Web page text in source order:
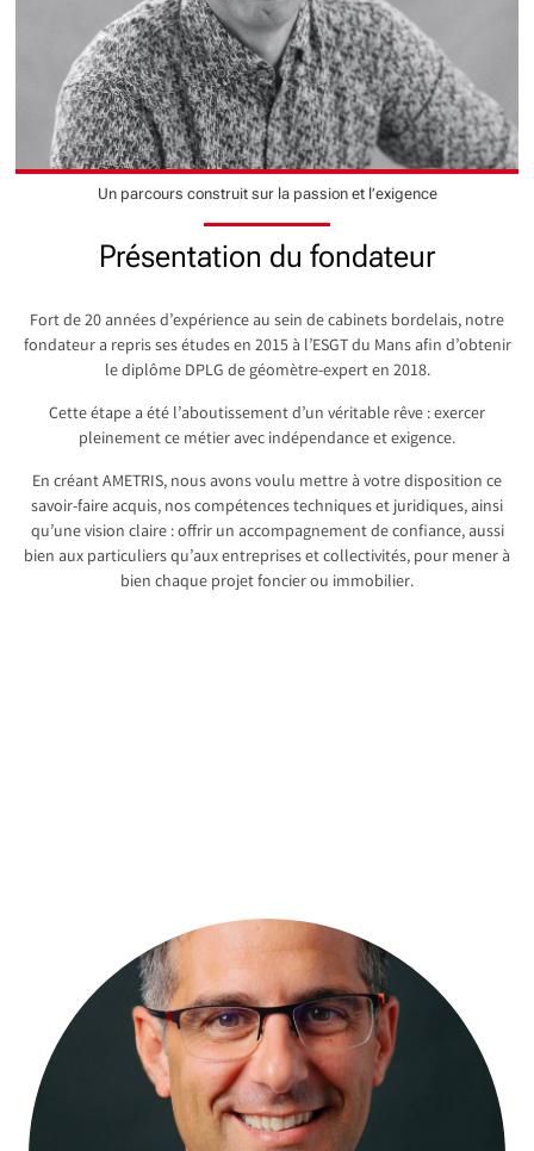
Un parcours construit sur la passion et l’exigence
Présentation du fondateur
Fort de 20 années d’expérience au sein de cabinets bordelais, notre
fondateur a repris ses études en 2015 à l’ESGT du Mans afin d’obtenir
le diplôme DPLG de géomètre-expert en 2018.
Cette étape a été l’aboutissement d’un véritable rêve : exercer
pleinement ce métier avec indépendance et exigence.
En créant AMETRIS, nous avons voulu mettre à votre disposition ce
savoir-faire acquis, nos compétences techniques et juridiques, ainsi
qu’une vision claire : offrir un accompagnement de confiance, aussi
bien aux particuliers qu’aux entreprises et collectivités, pour mener à
bien chaque projet foncier ou immobilier.